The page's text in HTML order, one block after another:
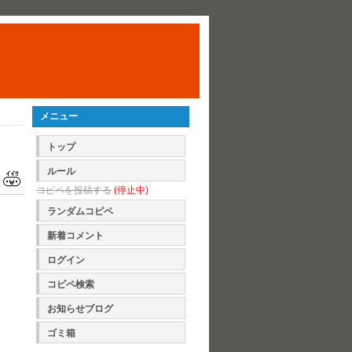
メニュー
トップ
ルール
コピペを投稿する (停止中)
ランダムコピペ
新着コメント
ログイン
コピペ検索
お知らせブログ
ゴミ箱